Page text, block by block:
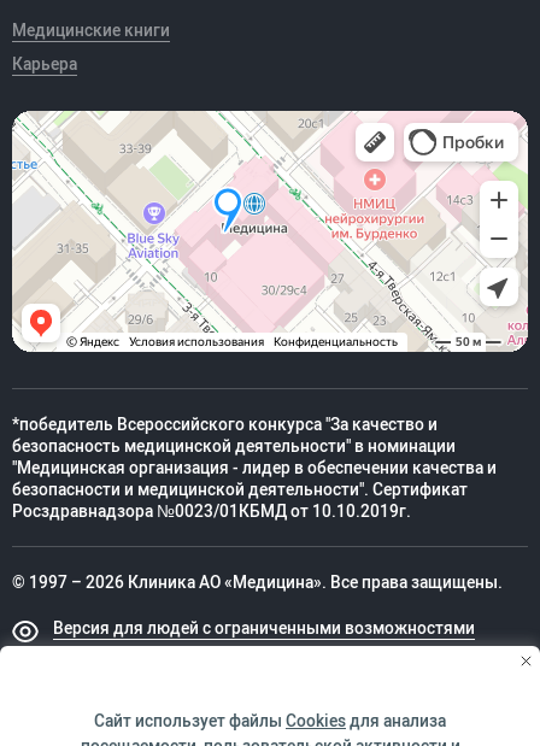
Медицинские книги
Карьера
*победитель Всероссийского конкурса "За качество и
безопасность медицинской деятельности" в номинации
"Медицинская организация - лидер в обеспечении качества и
безопасности и медицинской деятельности". Сертификат
Росздравнадзора №0023/01КБМД от 10.10.2019г.
© 1997 – 2026 Клиника АО «Медицина». Все права защищены.
Версия для людей с ограниченными возможностями
Сайт использует файлы Cookiesдля анализа